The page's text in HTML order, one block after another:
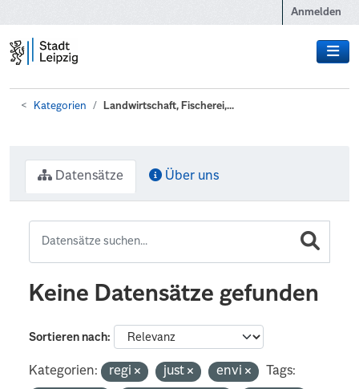
Anmelden
Kategorien Landwirtschaft, Fischerei,...
Datensätze Über uns
Keine Datensätze gefunden
Sortieren nach
Kategorien: regi just envi
Tags: